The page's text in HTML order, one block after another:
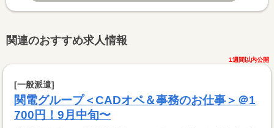
関連のおすすめ求人情報
1週間以内公開
[一般派遣]
関電グループ＜CADオペ＆事務のお仕事＞＠1
700円！9月中旬〜